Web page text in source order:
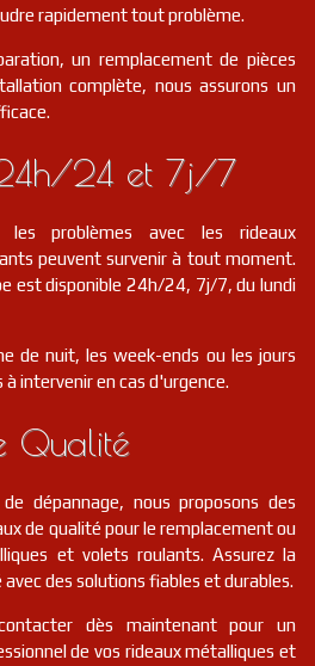
rapidement tout problème.
un remplacement de pièces
complète, nous assurons un
24h/24 et 7j/7
les problèmes avec les rideaux
peuvent survenir à tout moment.
est disponible 24h/24, 7j/7, du lundi
de nuit, les week-ends ou les jours
intervenir en cas d'urgence.
Qualité
dépannage, nous proposons des
de qualité pour le remplacement ou
et volets roulants. Assurez la
des solutions fiables et durables.
dès maintenant pour un
de vos rideaux métalliques et